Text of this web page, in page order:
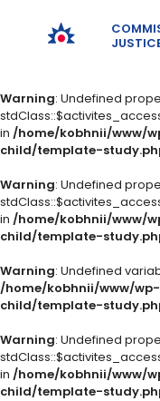
Warning: Undefined
in /home/kobhnii/www/
child/template-
Warning: Undefined
in /home/kobhnii/www/
child/template-
Warning: Undefined
/home/kobhnii/www/
child/template-
Warning: Undefined
in /home/kobhnii/www/
child/template-